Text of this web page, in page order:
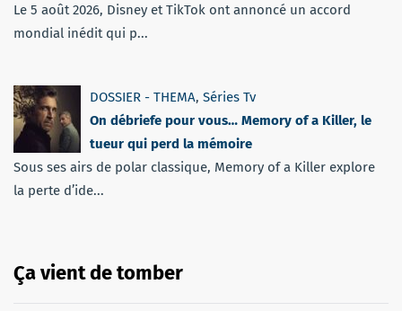
Le 5 août 2026, Disney et TikTok ont annoncé un accord
mondial inédit qui p...
DOSSIER - THEMA, Séries Tv
On débriefe pour vous… Memory of a Killer, le
tueur qui perd la mémoire
Sous ses airs de polar classique, Memory of a Killer explore
la perte d’ide...
Ça vient de tomber